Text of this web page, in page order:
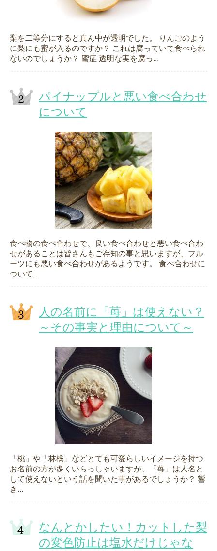
梨を二等分にすると真ん中が透明でした。 りんごのよう
に梨にも蜜が入るのですか？ これは腐っていて食べられ
ないのでしょうか？ 蜜症 透明な実を腐っ...
パイナップルと悪い食べ合わせ
について
食べ物の食べ合わせで、良い食べ合わせと悪い食べ合わ
せがあることは皆さんもご存知の事と思いますが、フル
ーツにも悪い食べ合わせがあるようです。 食べ合わせに
ついて...
人の名前に「苺」は使えない？
～その事実と理由について～
「桃」や「林檎」などとても可愛らしいイメージを持つ
お名前の方が多くいらっしゃいますが、「苺」は人名と
して使えないという話を聞いた事があるでしょうか？ 響
き...
なんとかしたい！カットした梨
の変色防止は塩水だけじゃな